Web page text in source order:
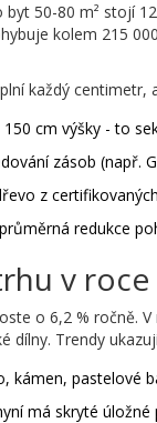
50-80 m² stojí
kolem 215
každý centimetr,
cm výšky - to
zásob (např.
z
redukce
v roce
o 6,2 % ročně.
dílny. Trendy
kámen, pastelové
má skryté